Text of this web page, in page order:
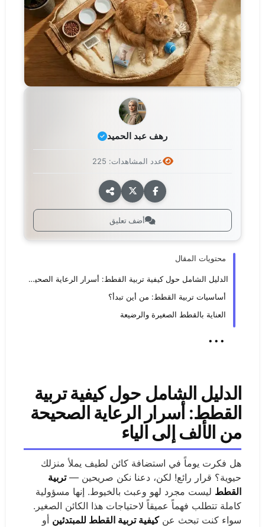
رهف عبد الحميد
عدد المشاهدات: 225
أضف تعليق
محتويات المقال
الدليل الشامل حول كيفية تربية القطط: أسرار الرعاية الصحيحة من الألف إلى الياء
أساسيات تربية القطط: من أين تبدأ؟
العناية بالقطط الصغيرة والرضيعة
...
الدليل الشامل حول كيفية تربية
القطط: أسرار الرعاية الصحيحة
من الألف إلى الياء
هل فكرت يوماً في استضافة كائن لطيف يملأ منزلك
حيوية؟ قرار رائع! لكن، دعنا نكن صريحين —تربية
القطط ليست مجرد لهو وعبث بالخيوط. إنها مسؤولية
كاملة تتطلب فهماً عميقاً لاحتياجات هذا الكائن الصغير.
سواء كنت تبحث عنكيفية تربية القطط للمبتدئين أو